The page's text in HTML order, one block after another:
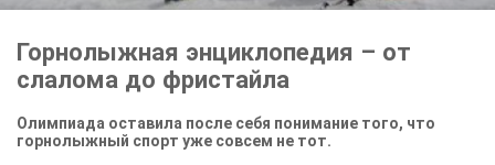
Горнолыжная энциклопедия – от
слалома до фристайла
Олимпиада оставила после себя понимание того, что
горнолыжный спорт уже совсем не тот.